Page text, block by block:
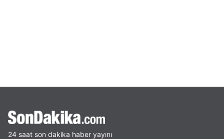
24 saat son dakika haber yayını